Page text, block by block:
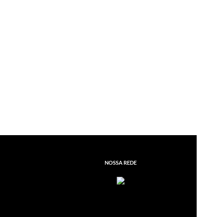
NOSSA REDE